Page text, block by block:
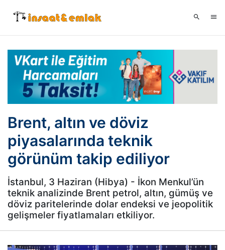
Brent, altın ve döviz
piyasalarında teknik
görünüm takip ediliyor
İstanbul, 3 Haziran (Hibya) - İkon Menkul’ün
teknik analizinde Brent petrol, altın, gümüş ve
döviz paritelerinde dolar endeksi ve jeopolitik
gelişmeler fiyatlamaları etkiliyor.